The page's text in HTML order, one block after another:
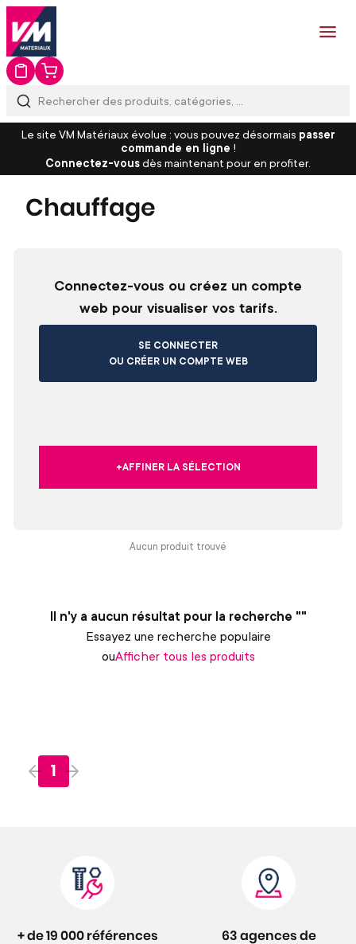
Le site VM Matériaux évolue : vous pouvez désormais passer
commande en ligne !
Connectez-vousdès maintenant pour en profiter.
Chauffage
Connectez-vous ou créez un compte
web pour visualiser vos tarifs.
SE CONNECTER
OU CRÉER UN COMPTE WEB
+AFFINER LA SÉLECTION
Aucun produit trouvé
Il n'y a aucun résultat pour la recherche ""
Essayez une recherche populaire
ouAfficher tous les produits
1
+ de 19 000 références
63 agences de